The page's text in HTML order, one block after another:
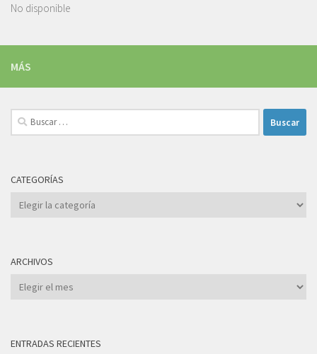
No disponible
MÁS
Buscar:
CATEGORÍAS
Categorías
ARCHIVOS
Archivos
ENTRADAS RECIENTES